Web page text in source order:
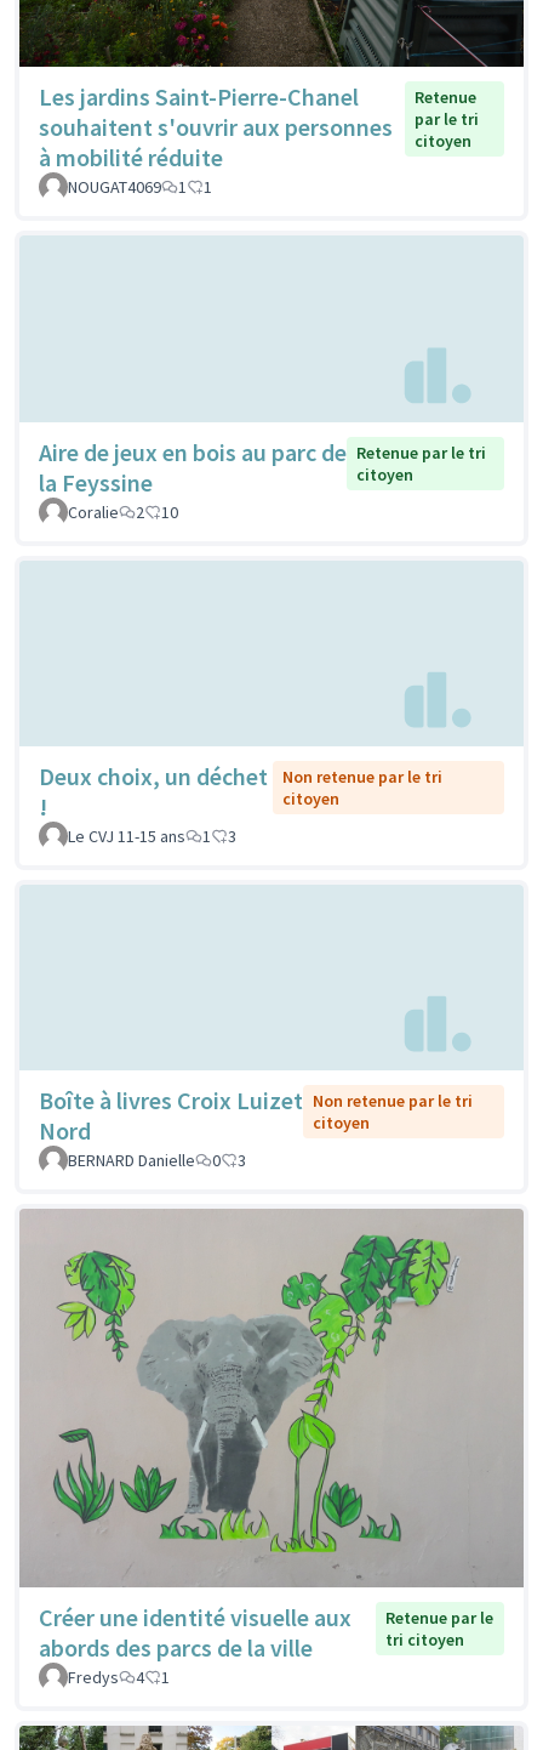
Les jardins Saint-Pierre-Chanel
souhaitent s'ouvrir aux personnes
à mobilité réduite
Retenue
par le tri
citoyen
NOUGAT4069 1 1
Aire de jeux en bois au parc de
la Feyssine
Retenue par le tri
citoyen
Coralie
2 10
Deux choix, un déchet
!
Non retenue par le tri
citoyen
Le CVJ 11-15 ans
1 3
Boîte à livres Croix Luizet
Nord
Non retenue par le tri
citoyen
BERNARD Danielle
0 3
Créer une identité visuelle aux
abords des parcs de la ville
Retenue par le
tri citoyen
Fredys
4 1